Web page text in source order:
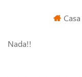
Casa
Nada!!